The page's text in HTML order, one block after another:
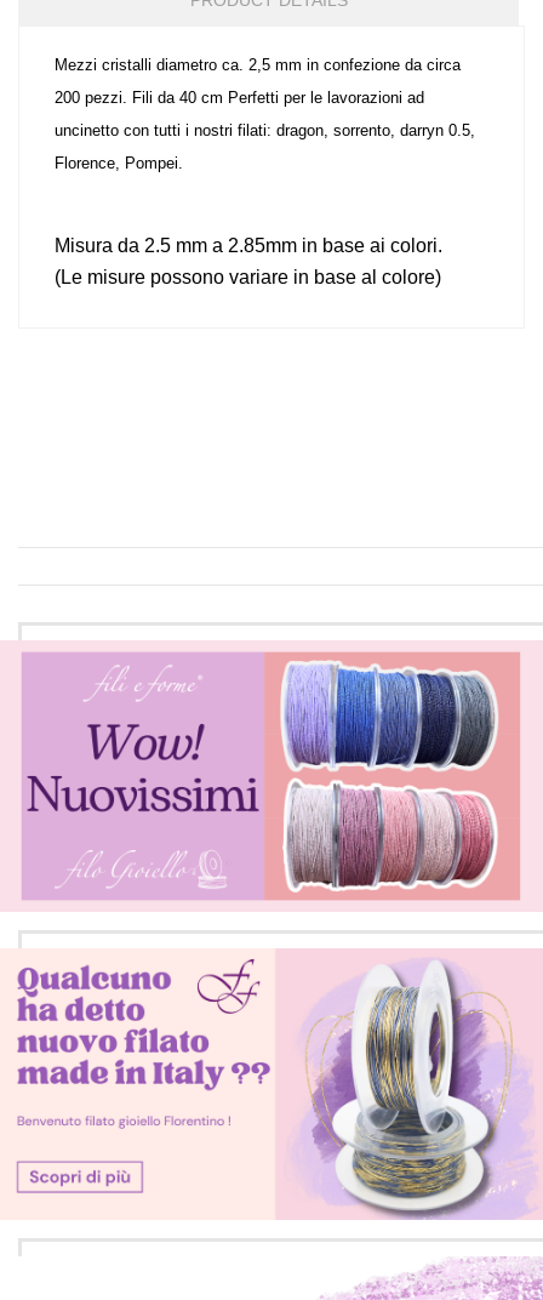
Mezzi cristalli diametro ca. 2,5 mm in confezione da circa
200 pezzi. Fili da 40 cm Perfetti per le lavorazioni ad
uncinetto con tutti i nostri filati: dragon, sorrento, darryn 0.5,
Florence, Pompei.
Misura da 2.5 mm a 2.85mm in base ai colori.
(Le misure possono variare in base al colore)